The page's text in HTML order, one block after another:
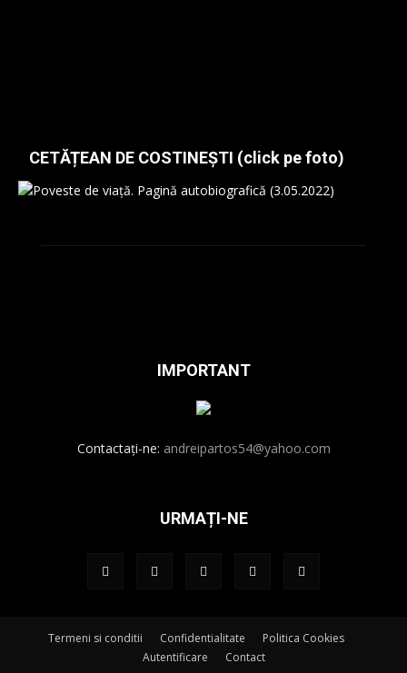
CETĂȚEAN DE COSTINEȘTI (click pe foto)
IMPORTANT
Contactați-ne: andreipartos54@yahoo.com
URMAȚI-NE
Termeni si conditii Confidentialitate
Politica Cookies
Autentificare
Contact